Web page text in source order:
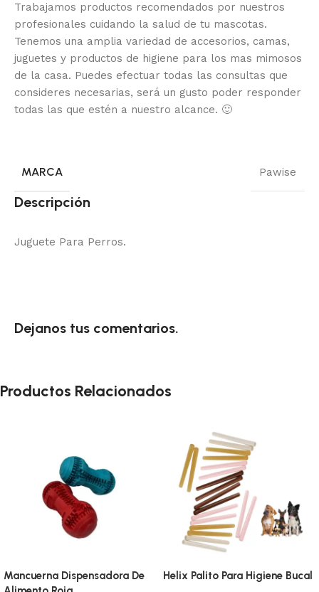
Trabajamos productos recomendados por nuestros
profesionales cuidando la salud de tu mascotas.
Tenemos una amplia variedad de accesorios, camas,
juguetes y productos de higiene para los mas mimosos
de la casa. Puedes efectuar todas las consultas que
consideres necesarias, será un gusto poder responder
todas las que estén a nuestro alcance. 🙂
MARCA Pawise
Descripción
Juguete Para Perros.
Dejanos tus comentarios.
Productos Relacionados
Mancuerna Dispensadora De
Helix Palito Para Higiene Bucal